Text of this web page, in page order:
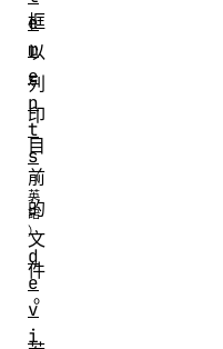
框
以
列
印
目
前
的
文
件
。
e
m
e
n
t
s
d
e
v
i